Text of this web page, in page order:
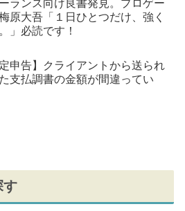
ランス向け良書発見。プロゲー
原大吾「１日ひとつだけ、強く
」必読です！
定申告】クライアントから送られ
支払調書の金額が間違ってい
す